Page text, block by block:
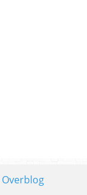
Overblog